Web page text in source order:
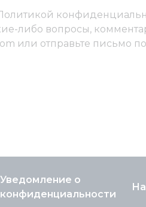
либо вопросы,
или отправьте письмо
Уведомление о
конфиденциальности